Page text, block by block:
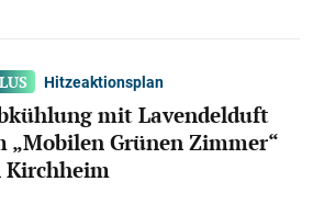
Hitzeaktionsplan
mit Lavendelduft
„Mobilen Grünen Zimmer“
Kirchheim